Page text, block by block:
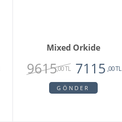
Mixed Orkide
9615,00 TL 7115 ,00 TL
GÖNDER